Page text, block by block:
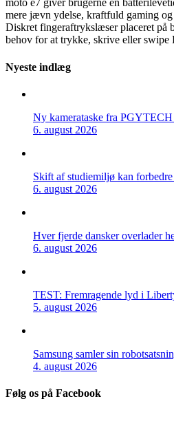
moto e7 giver brugerne en
mere jævn ydelse, kraftfuld gaming
Diskret fingeraftrykslæser placeret på
behov for at trykke, skrive eller swipe
Nyeste indlæg
Ny kamerataske fra
6. august 2026
Skift af studiemiljø kan
6. august 2026
Hver fjerde dansker overlader
6. august 2026
TEST: Fremragende lyd i
5. august 2026
Samsung samler sin
4. august 2026
Følg os på Facebook